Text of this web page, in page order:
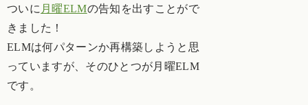
ついに 月曜ELMの告知を出すことがで
きました！
ELMは何パターンか再構築しようと思
っていますが、そのひとつが月曜ELM
です。